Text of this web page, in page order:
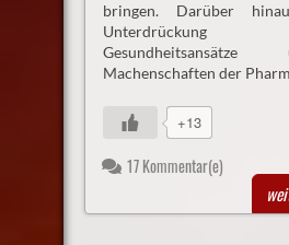
bringen. Darüber
Unterdrückung
Machenschaften der
+13
17 Kommentar(e)